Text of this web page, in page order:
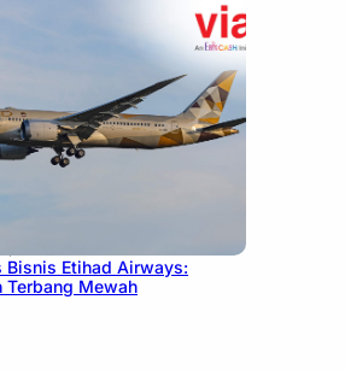
2024
Bisnis Etihad Airways:
Terbang Mewah